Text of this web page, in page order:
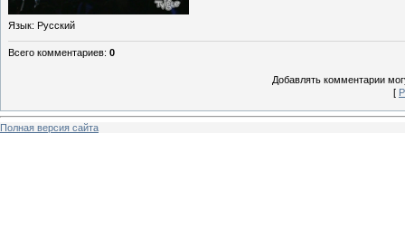
Язык: Русский
Всего комментариев: 0
Добавлять комментарии
[
Полная версия сайта